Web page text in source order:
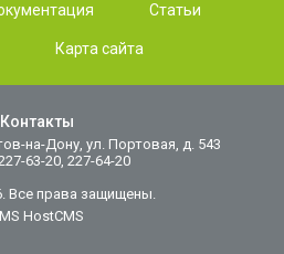
Статьи
Карта сайта
Контакты
на-Дону, ул. Портовая, д. 543
63-20, 227-64-20
Все права защищены.
HostCMS